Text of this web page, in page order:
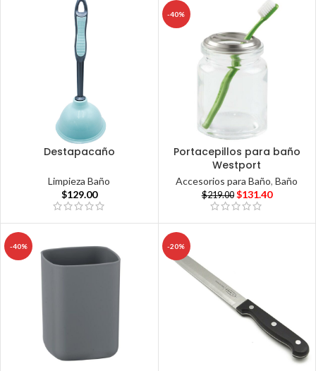
Destapacaño
Limpieza Baño
$129.00
-40%
Portacepillos para baño
Westport
Accesorios para Baño,Baño
$219.00 $131.40
-40% -20%